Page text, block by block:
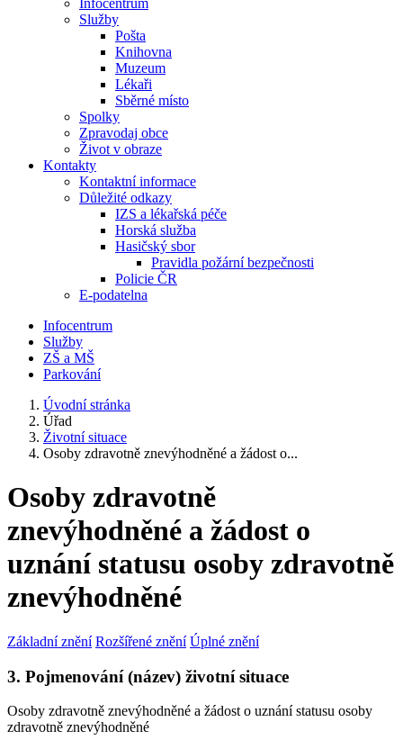
Infocentrum
Služby
Pošta
Knihovna
Muzeum
Lékaři
Sběrné místo
Spolky
Zpravodaj obce
Život v obraze
Kontakty
Kontaktní informace
Důležité odkazy
IZS a lékařská péče
Horská služba
Hasičský sbor
Pravidla požární bezpečnosti
Policie ČR
E-podatelna
Infocentrum
Služby
ZŠ a MŠ
Parkování
Úvodní stránka
Úřad
Životní situace
Osoby zdravotně znevýhodněné a žádost o...
Osoby zdravotně
znevýhodněné a žádost o
uznání statusu osoby zdravotně
znevýhodněné
Základní znění Rozšířené znění Úplné znění
3. Pojmenování (název) životní situace
Osoby zdravotně znevýhodněné a žádost o uznání statusu osoby
zdravotně znevýhodněné